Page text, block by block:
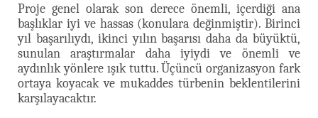
Proje genel olarak son derece önemli, içerdiği ana
başlıklar iyi ve hassas (konulara değinmiştir). Birinci
yıl başarılıydı, ikinci yılın başarısı daha da büyüktü,
sunulan araştırmalar daha iyiydi ve önemli ve
aydınlık yönlere ışık tuttu. Üçüncü organizasyon fark
ortaya koyacak ve mukaddes türbenin beklentilerini
karşılayacaktır.